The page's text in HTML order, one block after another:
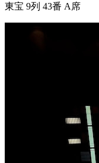
東宝 9列 43番 A席